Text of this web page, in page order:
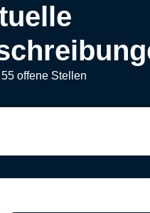
55 offene Stellen